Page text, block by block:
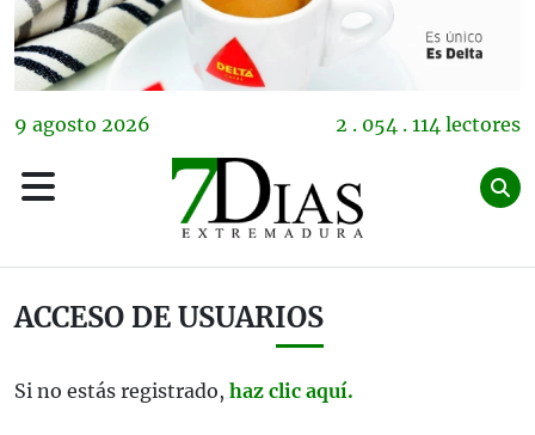
9 agosto 2026 2 . 054 . 114 lectores
ACCESO DE USUARIOS
Si no estás registrado, haz clic aquí.